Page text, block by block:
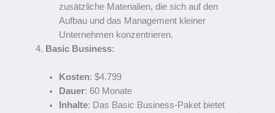
zusätzliche Materialien, die sich auf den
Aufbau und das Management kleiner
Unternehmen konzentrieren.
Basic Business:
Kosten: $4.799
Dauer: 60 Monate
Inhalte: Das Basic Business-Paket bietet